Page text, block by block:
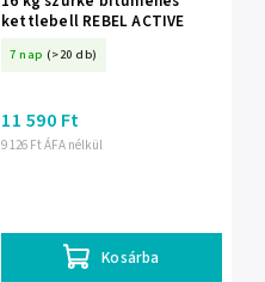
kettlebell REBEL ACTIVE
7 nap (>20 db)
9 126 Ft ÁFA nélkül
11 590 Ft
Kosárba